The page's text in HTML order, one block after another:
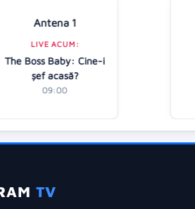
Antena 1
LIVE ACUM:
The Boss Baby: Cine-i
şef acasă?
09:00
TV